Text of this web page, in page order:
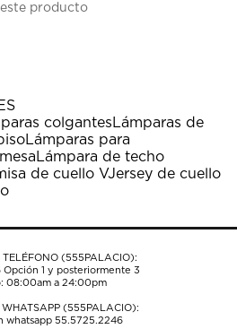
producto
colgantes Lámparas de
Lámparas para
Lámpara de techo
de cuello VJersey de cuello
TELÉFONO (555PALACIO):
Opción 1 y posteriormente 3
08:00am a 24:00pm
WHATSAPP (555PALACIO):
whatsapp 55.5725.2246